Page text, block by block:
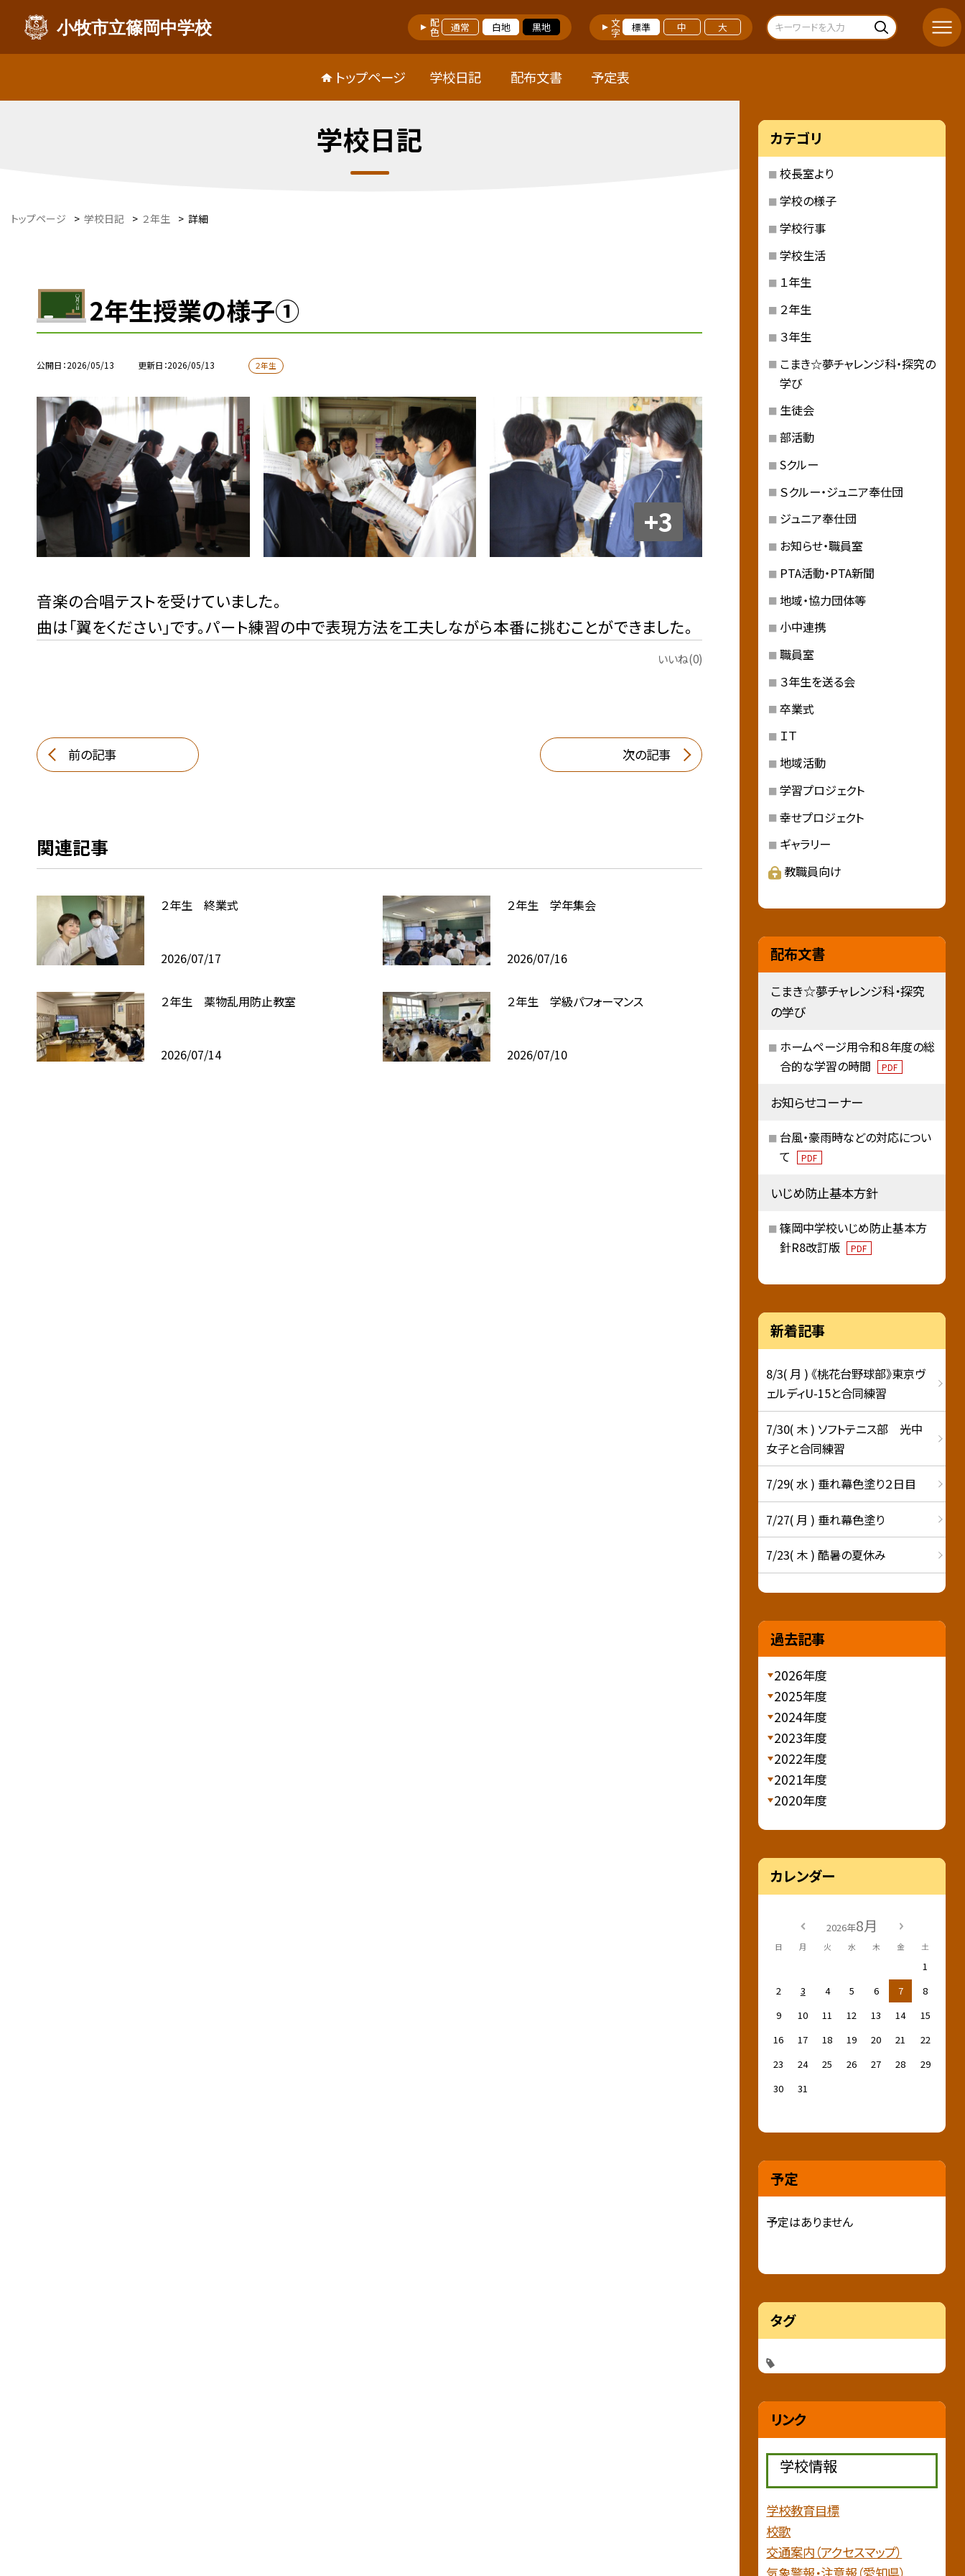
小牧市立篠岡中学校 配色 通常 白地 黒地 文字 標準 中 大
トップページ 学校日記 配布文書 予定表
学校日記
トップページ > 学校日記 > ２年生 > 詳細
2年生授業の様子①
公開日 2026/05/13 更新日 2026/05/13 ２年生
+3
音楽の合唱テストを受けていました。
曲は「翼をください」です。パート練習の中で表現方法を工夫しながら本番に挑むことができました。
いいね(0)
前の記事 次の記事
関連記事
２年生 終業式
2026/07/17
２年生 学年集会
2026/07/16
２年生 薬物乱用防止教室
2026/07/14
２年生 学級パフォーマンス
2026/07/10
カテゴリ
校長室より
学校の様子
学校行事
学校生活
１年生
２年生
３年生
こまき☆夢チャレンジ科・探究の
学び
生徒会
部活動
Sクルー
Ｓクルー・ジュニア奉仕団
ジュニア奉仕団
お知らせ・職員室
PTA活動・PTA新聞
地域・協力団体等
小中連携
職員室
３年生を送る会
卒業式
ＩＴ
地域活動
学習プロジェクト
幸せプロジェクト
ギャラリー
教職員向け
配布文書
こまき☆夢チャレンジ科・探究
の学び
ホームページ用令和８年度の総
合的な学習の時間
PDF
お知らせコーナー
台風・豪雨時などの対応につい
て
PDF
いじめ防止基本方針
篠岡中学校いじめ防止基本方
針R8改訂版
PDF
新着記事
8/3( 月 ) 《桃花台野球部》東京ヴ
ェルディU-15と合同練習
7/30( 木 ) ソフトテニス部 光中
女子と合同練習
7/29( 水 ) 垂れ幕色塗り２日目
7/27( 月 ) 垂れ幕色塗り
7/23( 木 ) 酷暑の夏休み
過去記事
2026年度
2025年度
2024年度
2023年度
2022年度
2021年度
2020年度
カレンダー
2026年8月
日 月 火 水 木 金 土
1
2
3 4 5 6 7
8
9
10 11 12 13 14
15
16
17 18 19 20 21
22
23
24 25 26 27 28
29
30
31
予定
予定はありません
タグ
リンク
学校情報
学校教育目標
校歌
交通案内（アクセスマップ）